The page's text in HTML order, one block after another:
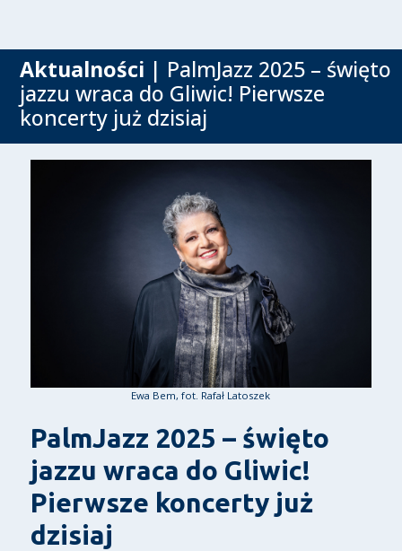
Aktualności | PalmJazz 2025 – święto
jazzu wraca do Gliwic! Pierwsze
koncerty już dzisiaj
Ewa Bem, fot. Rafał Latoszek
PalmJazz 2025 – święto
jazzu wraca do Gliwic!
Pierwsze koncerty już
dzisiaj